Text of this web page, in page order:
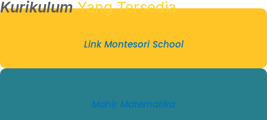
Kurikulum Yang Tersedia
Link Montesori School
Mahir Matematika